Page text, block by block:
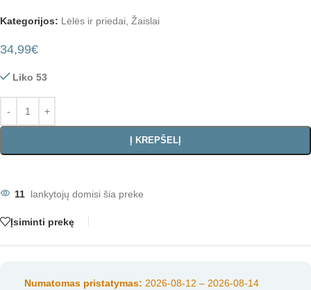
Kategorijos: Lėlės ir priedai, Žaislai
34,99€
Liko 53
Į KREPŠELĮ
11 lankytojų domisi šia preke
Įsiminti prekę
Numatomas pristatymas: 2026-08-12 – 2026-08-14